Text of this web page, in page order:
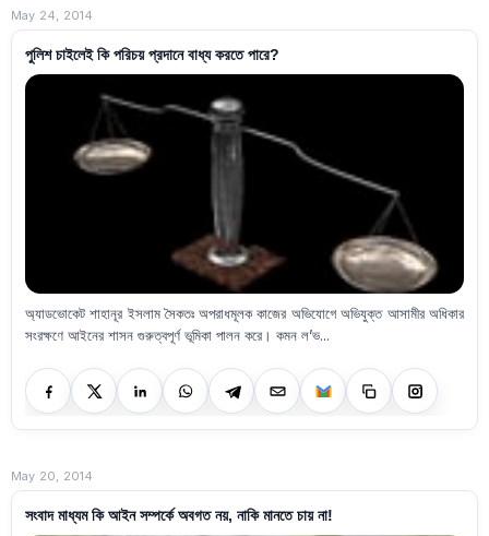
May 24, 2014
পুলিশ চাইলেই কি পরিচয় প্রদানে বাধ্য করতে পারে?
অ্যাডভোকেট শাহানূর ইসলাম সৈকতঃ অপরাধমূলক কাজের অভিযোগে অভিযুক্ত আসামীর অধিকার
সংরক্ষণে আইনের শাসন গুরুত্বপূর্ণ ভূমিকা পালন করে। কমন ল’ভ...
May 20, 2014
সংবাদ মাধ্যম কি আইন সম্পর্কে অবগত নয়, নাকি মানতে চায় না!